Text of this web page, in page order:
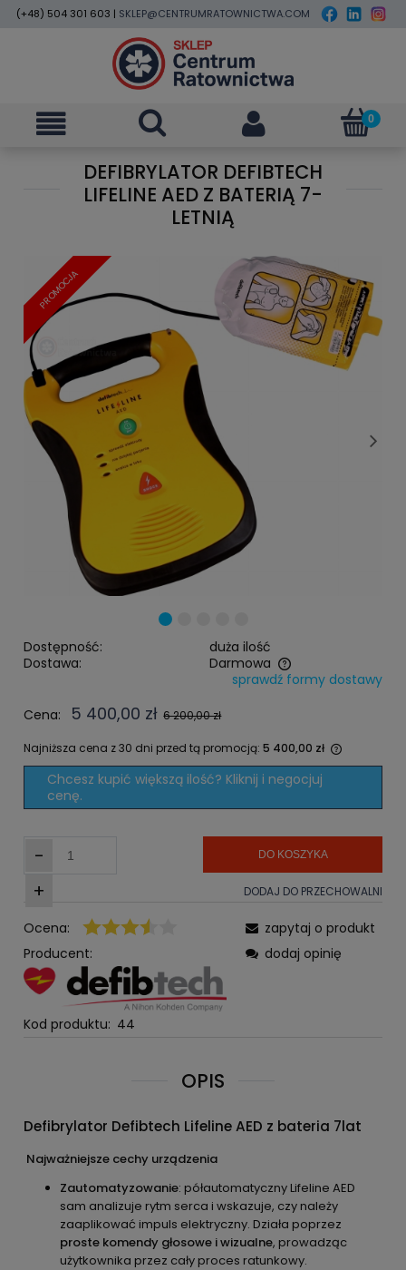
(+48) 504 301 603 | SKLEP@CENTRUMRATOWNICTWA.COM
DEFIBRYLATOR DEFIBTECH
LIFELINE AED Z BATERIĄ 7-
LETNIĄ
PROMOCJA
Dostępność:
duża ilość
Dostawa:
Darmowa
Cena nie zawiera ewentualnych kosztów płatności
sprawdź formy dostawy
Cena:
5 400,00 zł 6 200,00 zł
Najniższa cena z 30 dni przed tą promocją: 5 400,00 zł
Jeżeli
Chcesz kupić większą ilość? Kliknij i negocjuj
cenę.
-
+
DO KOSZYKA
DODAJ DO PRZECHOWALNI
Ocena:
Producent:
Kod produktu: 44
zapytaj o produkt
dodaj opinię
OPIS
Defibrylator Defibtech LifelineAED z bateria 7lat
Najważniejsze cechy urządzenia
Zautomatyzowanie: półautomatyczny Lifeline AED
sam analizuje rytm serca i wskazuje, czy należy
zaaplikować impuls elektryczny. Działa poprzez
proste komendy głosowe i wizualne, prowadząc
użytkownika przez cały proces ratunkowy.